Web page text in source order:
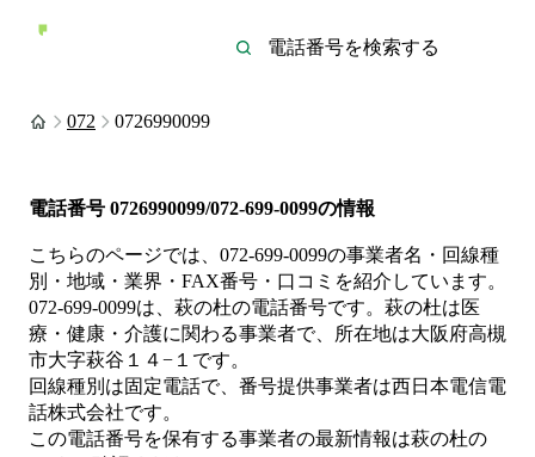
072 0726990099
電話番号 0726990099/072-699-0099の情報
こちらのページでは、 072-699-0099の事業者名・回線種
別・地域・業界・FAX番号・口コミを紹介しています。
072-699-0099は、 萩の杜の電話番号です。 萩の杜は医
療・健康・介護に関わる事業者で、所在地は大阪府高槻
市大字萩谷１４−１ です。
回線種別は固定電話で、番号提供事業者は西日本電信電
話株式会社です。
この電話番号を保有する事業者の最新情報は萩の杜の